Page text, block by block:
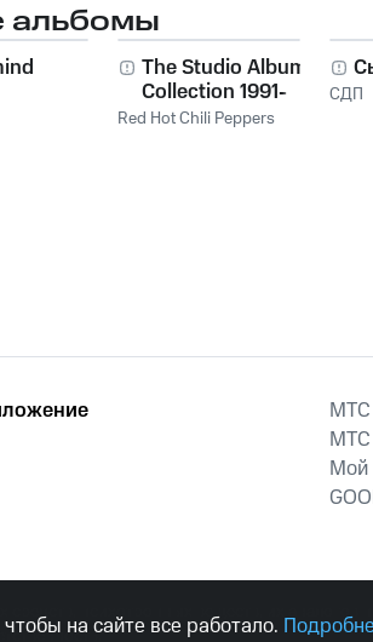
альбомы
The Studio Album
Collection 1991-
2011
Red Hot Chili Peppers
СДП
средств, психотропных веществ, их
на сайте все работало.